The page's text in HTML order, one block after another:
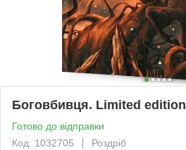
Боговбивця. Limited edition
Готово до відправки
Код: 1032705
Роздріб